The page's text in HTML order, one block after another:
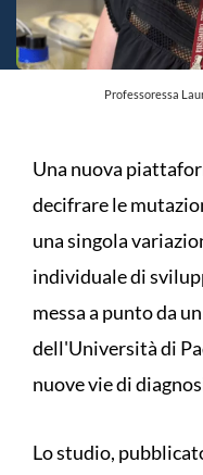
Professoressa
Una nuova
decifrare le
una singola
individuale di
messa a punto da
dell'Università di
nuove vie di
Lo studio,